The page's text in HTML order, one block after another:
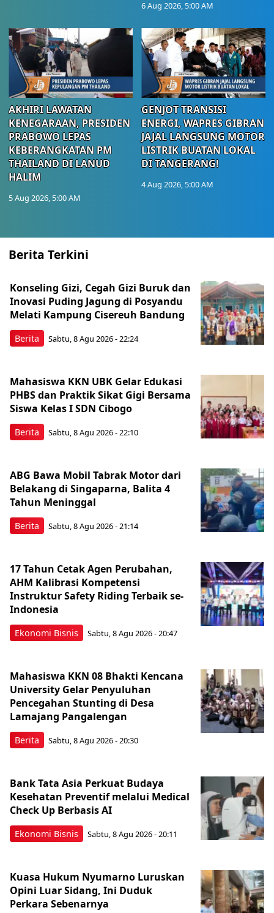
6 Aug 2026, 5:00 AM
AKHIRI LAWATAN
KENEGARAAN, PRESIDEN
PRABOWO LEPAS
KEBERANGKATAN PM
THAILAND DI LANUD
HALIM
5 Aug 2026, 5:00 AM
GENJOT TRANSISI
ENERGI, WAPRES GIBRAN
JAJAL LANGSUNG MOTOR
LISTRIK BUATAN LOKAL
DI TANGERANG!
4 Aug 2026, 5:00 AM
Berita Terkini
Berita
Konseling Gizi, Cegah Gizi Buruk dan
Inovasi Puding Jagung di Posyandu
Melati Kampung Cisereuh Bandung
Sabtu, 8 Agu 2026 - 22:24
Berita
Mahasiswa KKN UBK Gelar Edukasi
PHBS dan Praktik Sikat Gigi Bersama
Siswa Kelas I SDN Cibogo
Sabtu, 8 Agu 2026 - 22:10
Berita
ABG Bawa Mobil Tabrak Motor dari
Belakang di Singaparna, Balita 4
Tahun Meninggal
Sabtu, 8 Agu 2026 - 21:14
Ekonomi Bisnis
17 Tahun Cetak Agen Perubahan,
AHM Kalibrasi Kompetensi
Instruktur Safety Riding Terbaik se-
Indonesia
Sabtu, 8 Agu 2026 - 20:47
Berita
Mahasiswa KKN 08 Bhakti Kencana
University Gelar Penyuluhan
Pencegahan Stunting di Desa
Lamajang Pangalengan
Sabtu, 8 Agu 2026 - 20:30
Ekonomi Bisnis
Bank Tata Asia Perkuat Budaya
Kesehatan Preventif melalui Medical
Check Up Berbasis AI
Sabtu, 8 Agu 2026 - 20:11
Kuasa Hukum Nyumarno Luruskan
Opini Luar Sidang, Ini Duduk
Perkara Sebenarnya ​